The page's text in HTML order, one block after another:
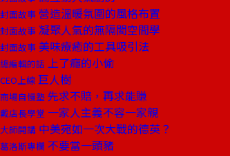
封面故事 營造溫暖氛圍的風格布置
封面故事 凝聚人氣的無隔閡空間學
封面故事 美味療癒的工具吸引法
總編輯的話 上了癮的小偷
CEO上線 巨人樹
商場自慢塾 先求不賠，再求能賺
戴店長學堂 一家人主義不容一家親
大師開講 中美宛如一次大戰的德英？
葛洛斯專欄 不要當一頭豬